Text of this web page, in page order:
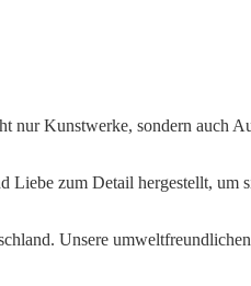
nur Kunstwerke, sondern auch
zum Detail hergestellt, um
Unsere